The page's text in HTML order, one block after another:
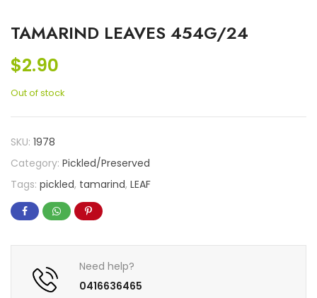
TAMARIND LEAVES 454G/24
$2.90
Out of stock
SKU: 1978
Category: Pickled/Preserved
Tags: pickled, tamarind, LEAF
Need help?
0416636465